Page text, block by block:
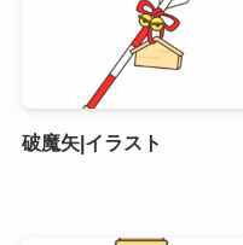
破魔矢|イラスト